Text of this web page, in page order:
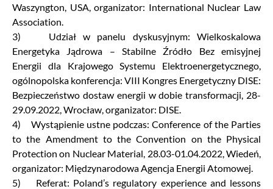
Waszyngton, USA, organizator: International Nuclear Law
Association.
3) Udział w panelu dyskusyjnym: Wielkoskalowa
Energetyka Jądrowa – Stabilne Źródło Bez emisyjnej
Energii dla Krajowego Systemu Elektroenergetycznego,
ogólnopolska konferencja: VIII Kongres Energetyczny DISE:
Bezpieczeństwo dostaw energii w dobie transformacji, 28-
29.09.2022, Wrocław, organizator: DISE.
4) Wystąpienie ustne podczas: Conference of the Parties
to the Amendment to the Convention on the Physical
Protection on Nuclear Material, 28.03-01.04.2022, Wiedeń,
organizator: Międzynarodowa Agencja Energii Atomowej.
5) Referat: Poland’s regulatory experience and lessons